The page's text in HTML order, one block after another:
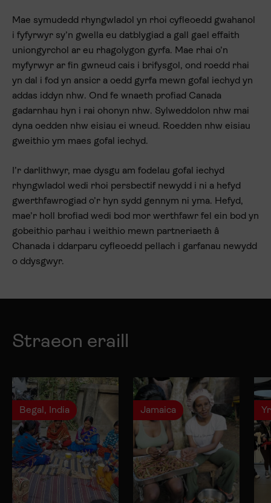
Mae symudedd rhyngwladol yn rhoi cyfleoedd gwahanol
i fyfyrwyr sy’n gwella eu datblygiad a gall gael effaith
uniongyrchol ar eu rhagolygon gyrfa. Mae rhai o’n
myfyrwyr ar fin gwneud cais i brifysgol, ond roedd rhai
yn dal i fod yn ansicr a oedd gyrfa mewn gofal iechyd yn
addas iddyn nhw. Ond fe wnaeth profiad Canada
gadarnhau hyn i rai ohonyn nhw. Sylweddolon nhw mai
dyna oedden nhw eisiau ei wneud. Roedden nhw eisiau
gweithio ym maes gofal iechyd.
I’r darlithwyr, mae dysgu am fodelau gofal iechyd
rhyngwladol wedi rhoi persbectif newydd i ni a hefyd
gwerthfawrogiad o’r hyn sydd gennym ni yma. Hefyd,
mae’r holl brofiad wedi bod mor werthfawr fel ein bod yn
gobeithio parhau i weithio mewn partneriaeth â
Chanada i ddarparu cyfleoedd pellach i garfanau newydd
o ddysgwyr.
Straeon eraill
Begal, India Jamaica